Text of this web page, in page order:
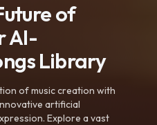
of
AI-
Library
of music creation with
artificial
Explore a vast